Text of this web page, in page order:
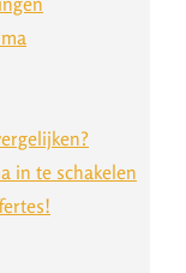
in te schakelen